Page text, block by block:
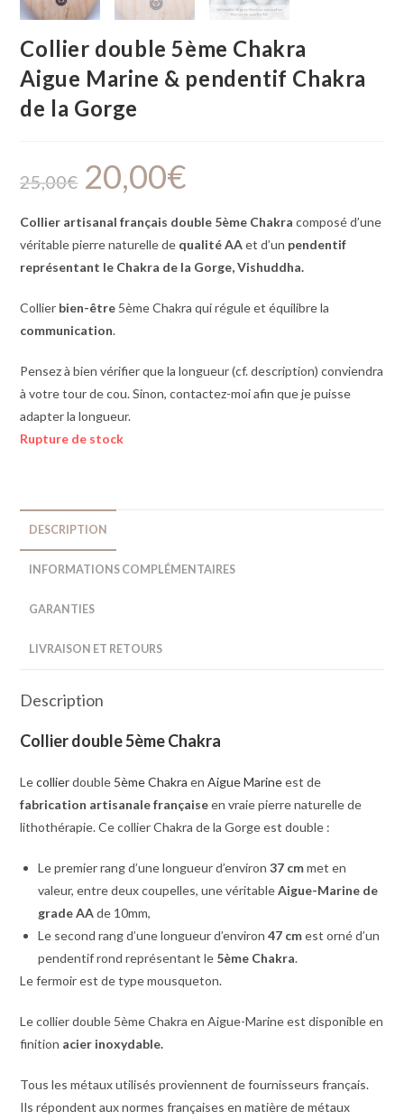
Collier double 5ème Chakra
Aigue Marine & pendentif Chakra
de la Gorge
25,00€ 20,00€
Collier artisanal français double 5ème Chakra composé d’une
véritable pierre naturelle de qualité AAet d’un pendentif
représentant le Chakra de la Gorge,Vishuddha.
Collier bien-être 5ème Chakra qui régule et équilibre la
communication.
Pensez à bien vérifier que la longueur (cf. description) conviendra
à votre tour de cou. Sinon, contactez-moi afin que je puisse
adapter la longueur.
Rupture de stock
DESCRIPTION
INFORMATIONS COMPLÉMENTAIRES
GARANTIES
LIVRAISON ET RETOURS
Description
Collier double 5ème Chakra
Lecollierdouble 5ème Chakra enAigue Marineest de
fabrication artisanale françaiseen vraie pierre naturelle de
lithothérapie. Ce collier Chakra de la Gorge est double :
Le premier rang d’une longueur d’environ37 cmmet en
valeur, entre deux coupelles, une véritableAigue-Marine de
grade AAde 10mm,
Le second rang d’une longueur d’environ47 cmest orné d’un
pendentif rond représentant le 5ème Chakra.
Le fermoir est de type mousqueton.
Le collier double 5ème Chakra en Aigue-Marine est disponible en
finition acier inoxydable.
Tous les métaux utilisés proviennent de fournisseurs français.
Ils répondent aux normes françaises en matière de métaux